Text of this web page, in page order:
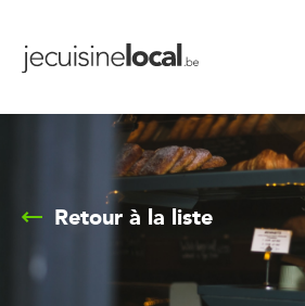
Retour à la liste